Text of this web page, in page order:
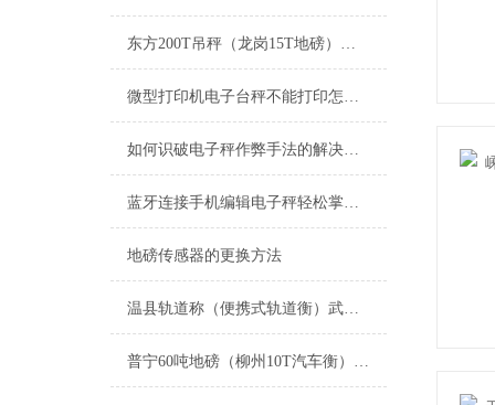
东方200T吊秤（龙岗15T地磅）肇庆道闸地磅）深圳50吨汽车衡维修
微型打印机电子台秤不能打印怎么办
如何识破电子秤作弊手法的解决方案
蓝牙连接手机编辑电子秤轻松掌控电子秤新纪元
地磅传感器的更换方法
温县轨道称（便携式轨道衡）武陟轨道衡维修
普宁60吨地磅（柳州10T汽车衡）武鸣80吨吊秤）山港无人管地磅维修